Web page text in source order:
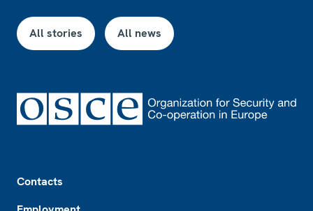
All stories All news
Contacts